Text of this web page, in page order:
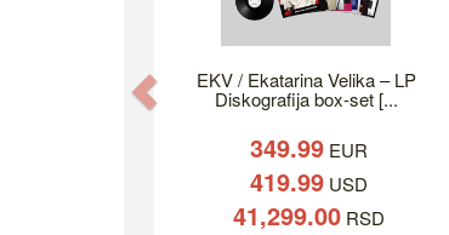
EKV / Ekatarina Velika – LP
Diskografija box-set [...
349.99 EUR
419.99 USD
41,299.00 RSD
Previous